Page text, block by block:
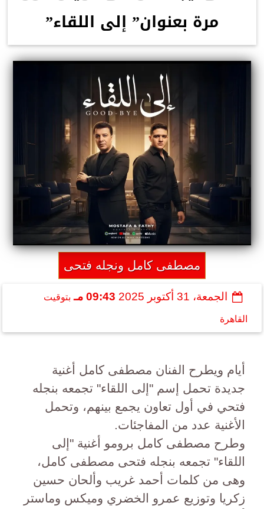
مرة بعنوان” إلى اللقاء”
مصطفى كامل ونجله فتحى
الجمعة، 31 أكتوبر 2025 09:43 مـ بتوقيت
القاهرة
أيام ويطرح الفنان مصطفى كامل أغنية
جديدة تحمل إسم "إلى اللقاء" تجمعه بنجله
فتحي في أول تعاون يجمع بينهم، وتحمل
الأغنية عدد من المفاجئات.
وطرح مصطفى كامل برومو أغنية "إلى
اللقاء" تجمعه بنجله فتحى مصطفى كامل،
وهى من كلمات أحمد غريب وألحان حسين
زكريا وتوزيع عمرو الخضري وميكس وماستر